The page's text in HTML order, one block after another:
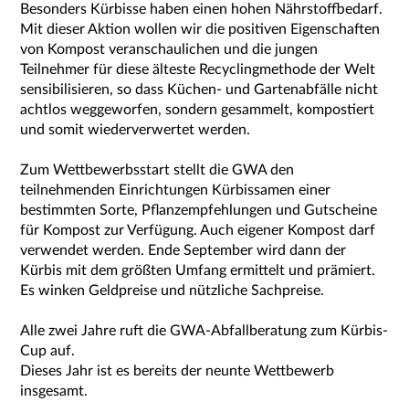
Besonders Kürbisse haben einen hohen Nährstoffbedarf.
Mit dieser Aktion wollen wir die positiven Eigenschaften
von Kompost veranschaulichen und die jungen
Teilnehmer für diese älteste Recyclingmethode der Welt
sensibilisieren, so dass Küchen- und Gartenabfälle nicht
achtlos weggeworfen, sondern gesammelt, kompostiert
und somit wiederverwertet werden.
Zum Wettbewerbsstart stellt die GWA den
teilnehmenden Einrichtungen Kürbissamen einer
bestimmten Sorte, Pflanzempfehlungen und Gutscheine
für Kompost zur Verfügung. Auch eigener Kompost darf
verwendet werden. Ende September wird dann der
Kürbis mit dem größten Umfang ermittelt und prämiert.
Es winken Geldpreise und nützliche Sachpreise.
Alle zwei Jahre ruft die GWA-Abfallberatung zum Kürbis-
Cup auf.
Dieses Jahr ist es bereits der neunte Wettbewerb
insgesamt.